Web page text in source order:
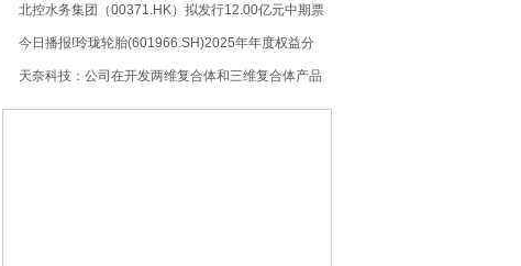
_热议
北控水务集团（00371.HK）拟发行12.00亿元中期票
据 今日热搜
今日播报!玲珑轮胎(601966.SH)2025年年度权益分
派：每股派利0.042元
天奈科技：公司在开发两维复合体和三维复合体产品